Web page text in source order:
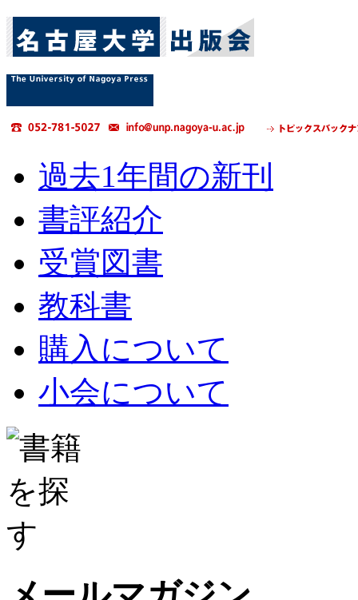
過去1年間の新刊
書評紹介
受賞図書
教科書
購入について
小会について